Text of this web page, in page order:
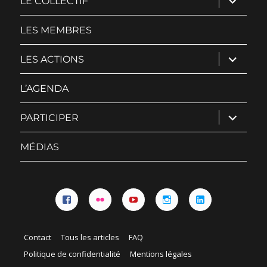
le
sous-
LES MEMBRES
LES ACTIONS ouvrir
le
sous-
L’AGENDA
PARTICIPER ouvrir
le
sous-
MÉDIAS
Contact Tous les articles
FAQ
Politique de confidentialité
Mentions légales